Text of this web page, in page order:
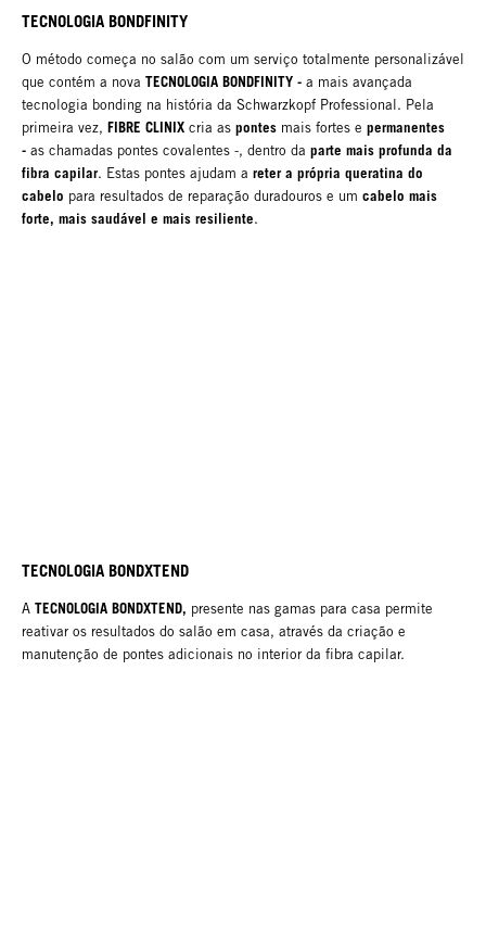
TECNOLOGIA BONDFINITY
O método começa no salão com um serviço totalmente personalizável
que contém a nova TECNOLOGIA BONDFINITY - a mais avançada
tecnologia bonding na história da Schwarzkopf Professional. Pela
primeira vez, FIBRE CLINIX cria as pontes mais fortes e permanentes
- as chamadas pontes covalentes -, dentro da parte mais profunda da
fibra capilar. Estas pontes ajudam a reter a própria queratina do
cabelo para resultados de reparação duradouros e um cabelo mais
forte, mais saudável e mais resiliente.
TECNOLOGIA BONDXTEND
A TECNOLOGIA BONDXTEND, presente nas gamas para casa permite
reativar os resultados do salão em casa, através da criação e
manutenção de pontes adicionais no interior da fibra capilar.